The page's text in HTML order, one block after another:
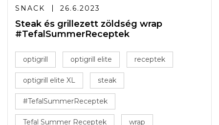
SNACK 26.6.2023
Steak és grillezett zöldség wrap
#TefalSummerReceptek
optigrill optigrill elite receptek
optigrill elite XL steak
#TefalSummerReceptek
Tefal Summer Receptek wrap